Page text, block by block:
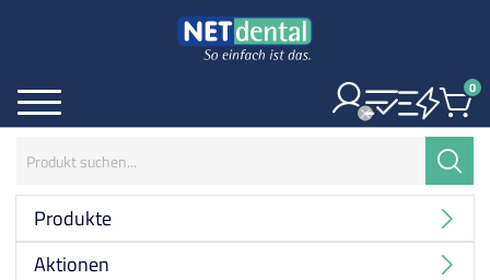
Menü 0
Produkte
Aktionen